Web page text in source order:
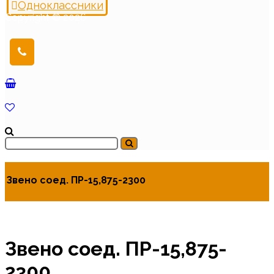
Одноклассники
Copyright © 2026
Звено соед. ПР-15,875-2300
Звено соед. ПР-15,875-